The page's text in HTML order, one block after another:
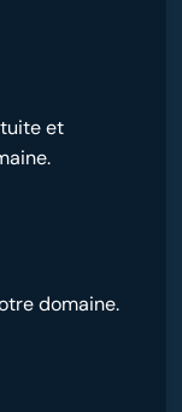
et
domaine.